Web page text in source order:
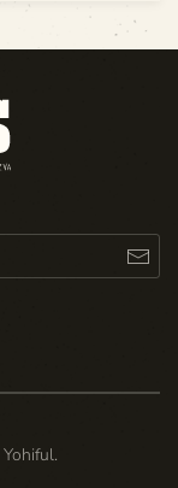
Yohiful.